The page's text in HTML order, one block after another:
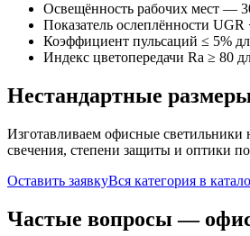
Освещённость рабочих мест —
Показатель ослеплённости
Коэффициент пульсаций ≤ 5%
Индекс цветопередачи Ra ≥ 80
Нестандартные
Изготавливаем офисные
свечения, степени защиты и оптики
Оставить заявкуВся категория в
Частые вопросы —